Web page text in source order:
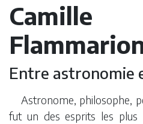
Camille
Entre
Astronome, philosophe,
fut un des esprits les plus